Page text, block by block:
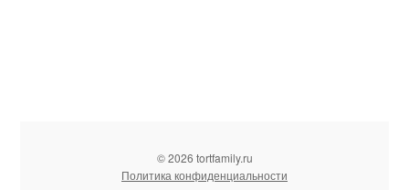
© 2026 tortfamily.ru
Политика конфиденциальности